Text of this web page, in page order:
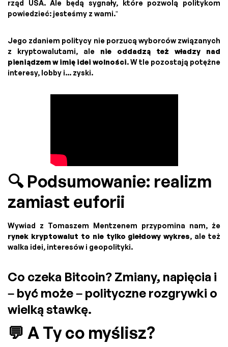
rząd USA. Ale będą sygnały, które pozwolą politykom
powiedzieć: jesteśmy z wami.”
Jego zdaniem politycy nie porzucą wyborców związanych
z kryptowalutami, ale nie oddadzą też władzy nad
pieniądzem w imię idei wolności. W tle pozostają potężne
interesy, lobby i... zyski.
🔍 Podsumowanie: realizm
zamiast euforii
Wywiad z Tomaszem Mentzenem przypomina nam, że
rynek kryptowalut to nie tylko giełdowy wykres, ale też
walka idei, interesów i geopolityki.
Co czeka Bitcoin? Zmiany, napięcia i
– być może – polityczne rozgrywki o
wielką stawkę.
💬 A Ty co myślisz?